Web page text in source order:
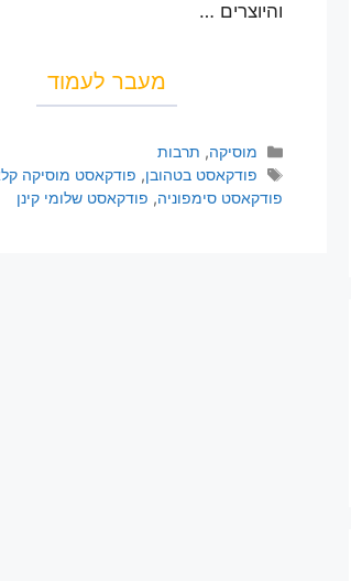
והיוצרים …
מעבר לעמוד
מוסיקה, תרבות
פודקאסט בטהובן, פודקאסט מוסיקה
פודקאסט סימפוניה, פודקאסט שלומי קינן